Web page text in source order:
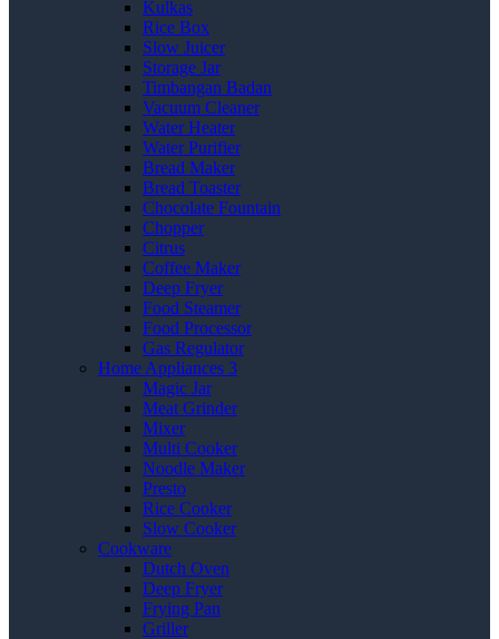
Kulkas
Rice Box
Slow Juicer
Storage Jar
Timbangan Badan
Vacuum Cleaner
Water Heater
Water Purifier
Bread Maker
Bread Toaster
Chocolate Fountain
Chopper
Citrus
Coffee Maker
Deep Fryer
Food Steamer
Food Processor
Gas Regulator
Home Appliances 3
Magic Jar
Meat Grinder
Mixer
Multi Cooker
Noodle Maker
Presto
Rice Cooker
Slow Cooker
Cookware
Dutch Oven
Deep Fryer
Frying Pan
Griller